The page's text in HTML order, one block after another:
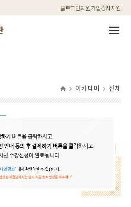
홈로그인회원가입강사지원
아카데미 전체